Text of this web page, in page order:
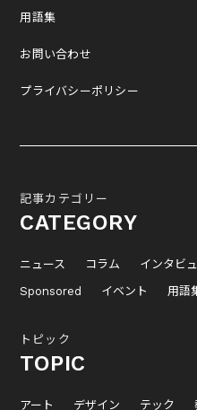
用語集
お問い合わせ
プライバシーポリシー
記事カテゴリー
CATEGORY
ニュース コラム インタビ
Sponsored
イベント 用語
トピック
TOPIC
アート デザイン テック